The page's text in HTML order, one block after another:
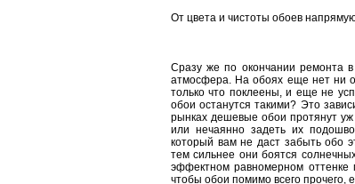
От цвета и чистоты обоев
Сразу же по окончании ремонта в
атмосфера. На обоях еще нет ни
только что поклеены, и еще не
обои останутся такими? Это
рынках дешевые обои протянут уж
или нечаянно задеть их
который вам не даст забыть обо
тем сильнее они боятся
эффектном равномерном оттенке
чтобы обои помимо всего